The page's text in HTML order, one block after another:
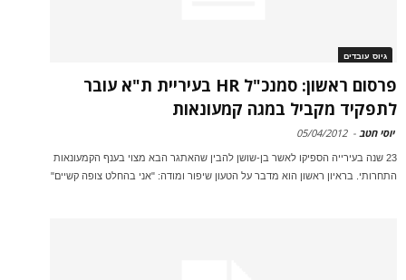
גיוס עובדים
פרסום ראשון: סמנכ"ל HR בעיריית ת"א עובר
לתפקיד מקביל במגה קמעונאות
יוסי חטב -
05/04/2012
23 שנה בעירייה הספיקו לאשר בן-שושן להבין שהאתגר הבא מצוי בענף הקמעונאות
התחרותי. בראיון ראשון הוא מדבר על הטעון שיפור ומודה: "אני בהחלט צופה קשיים"